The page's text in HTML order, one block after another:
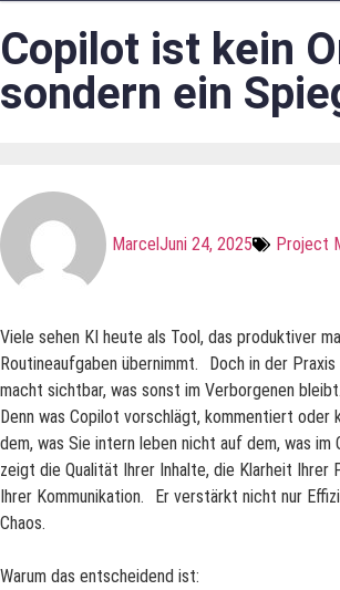
Copilot ist kein
sondern ein
MarcelJuni 24, 2025 Project
Viele sehen KI heute als Tool, das produktiver
Routineaufgaben übernimmt. Doch in der
macht sichtbar, was sonst im Verborgenen bleibt.
Denn was Copilot vorschlägt, kommentiert oder
dem, was Sie intern leben nicht auf dem, was im
zeigt die Qualität Ihrer Inhalte, die Klarheit Ihrer
Ihrer Kommunikation. Er verstärkt nicht nur
Chaos.
Warum das entscheidend ist: